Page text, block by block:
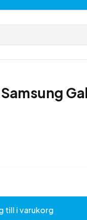
till i varukorg